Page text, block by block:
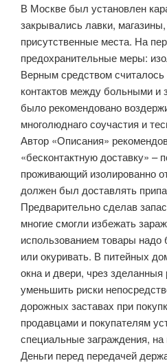
В Москве был установлен
закрывались лавки,
присутственные места. На
предохранительные меры:
Верным средством
контактов между больными
было рекомендовано
многолюднаго соучастия и
Автор «Описания»
«бесконтактную доставку» –
проживающий изолированно
должен был доставлять
Предварительно сделав
многие смогли избежать
использованием товары надо
или окуривать. В питейных
окна и двери, чрез
уменьшить риски
дорожных заставах при
продавцами и покупателям
специальные заграждения,
Деньги перед передачей